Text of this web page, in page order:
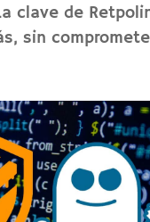
clave de
sin